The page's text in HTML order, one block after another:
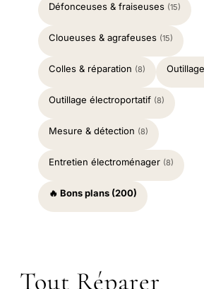
Défonceuses & fraiseuses (15)
Cloueuses & agrafeuses (15)
Colles & réparation (8)
Outillage électroportatif (8)
Mesure & détection (8)
Entretien électroménager (8)
🔥 Bons plans (200)
Tout Réparer